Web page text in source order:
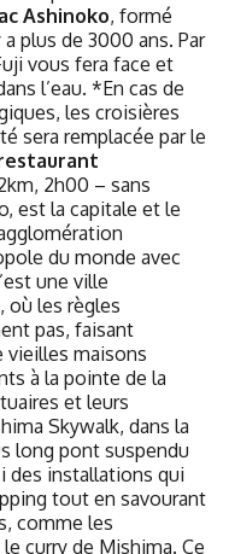
Ashinoko, formé
plus de 3000 ans. Par
vous fera face et
l’eau. *En cas de
les croisières
sera remplacée par le
2h00 – sans
est la capitale et le
du monde avec
une ville
où les règles
pas, faisant
vieilles maisons
à la pointe de la
et leurs
Skywalk, dans la
long pont suspendu
des installations qui
tout en savourant
comme les
curry de Mishima. Ce